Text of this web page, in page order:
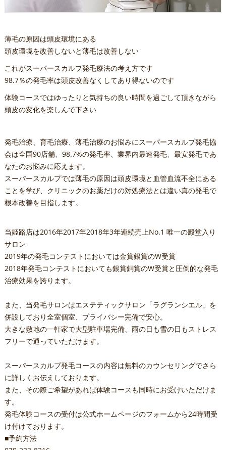
薄毛の原因は頭皮環境にある
頭皮環境を改善しないと薄毛は改善しない
これがスーパースカルプ発毛療法の考え方です
98.7％の発毛率は頭皮改善なくしてあり得ないのです
体験コースではゆったりと気持ちの良い時間を過ごして頂きながら
頭皮の変化を楽しんで下さい
発毛治療、育毛治療、薄毛治療のお悩みにスーパースカルプ発毛協
会は全国90店舗、98.7%の発毛率、業界内最速発毛、最安発毛であ
なたのお悩みに応えます。
スーパースカルプでは薄毛の原因は頭皮環境と血管血流不全にある
ことを学び、クリニックのお薬だけの対処療法とは違い真の発毛で
根本改善を目指します。
当姫路店は2016年2017年2018年3年連続売上No.1 唯一の殿堂入り
サロン
2019年の発毛コンテストにおいては金賞銀賞のW受賞
2018年発毛コンテストにおいても銀賞銅賞のW受賞と圧倒的な発毛
治療効果を誇ります。
また、当発毛サロンはエステティックサロン「ラグランシエル」を
併設しており全室個室、プライバシー完備で安心。
大きな敷地の一軒家で大型駐車場完備、雨の日も雪の日もストレス
フリーで通っていただけます。
スーパースカルプ発毛コースの内容は無料のカウンセリングでさら
に詳しくお伝えしております。
また、その際ご希望があれば体験コースも同時にお受けいただけま
す。
発毛体験コースの受付は公式ホームページのフォームから24時間受
け付けております。
■予約方法